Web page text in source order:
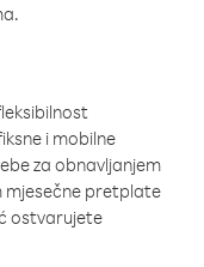
i mobilne
za obnavljanjem
mjesečne pretplate
ostvarujete